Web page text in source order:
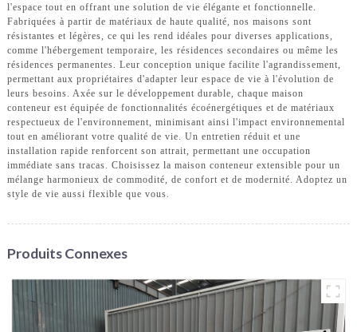
l'espace tout en offrant une solution de vie élégante et fonctionnelle.
Fabriquées à partir de matériaux de haute qualité, nos maisons sont
résistantes et légères, ce qui les rend idéales pour diverses applications,
comme l'hébergement temporaire, les résidences secondaires ou même les
résidences permanentes. Leur conception unique facilite l'agrandissement,
permettant aux propriétaires d'adapter leur espace de vie à l'évolution de
leurs besoins. Axée sur le développement durable, chaque maison
conteneur est équipée de fonctionnalités écoénergétiques et de matériaux
respectueux de l'environnement, minimisant ainsi l'impact environnemental
tout en améliorant votre qualité de vie. Un entretien réduit et une
installation rapide renforcent son attrait, permettant une occupation
immédiate sans tracas. Choisissez la maison conteneur extensible pour un
mélange harmonieux de commodité, de confort et de modernité. Adoptez un
style de vie aussi flexible que vous.
Produits Connexes